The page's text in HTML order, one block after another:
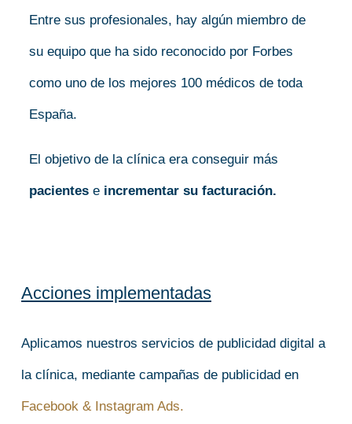
Entre sus profesionales, hay algún miembro de
su equipo que ha sido reconocido por Forbes
como uno de los mejores 100 médicos de toda
España.
El objetivo de la clínica era conseguir más
pacientes e incrementar su facturación.
Acciones implementadas
Aplicamos nuestros servicios de publicidad digital a
la clínica, mediante campañas de publicidad en
Facebook & Instagram Ads.